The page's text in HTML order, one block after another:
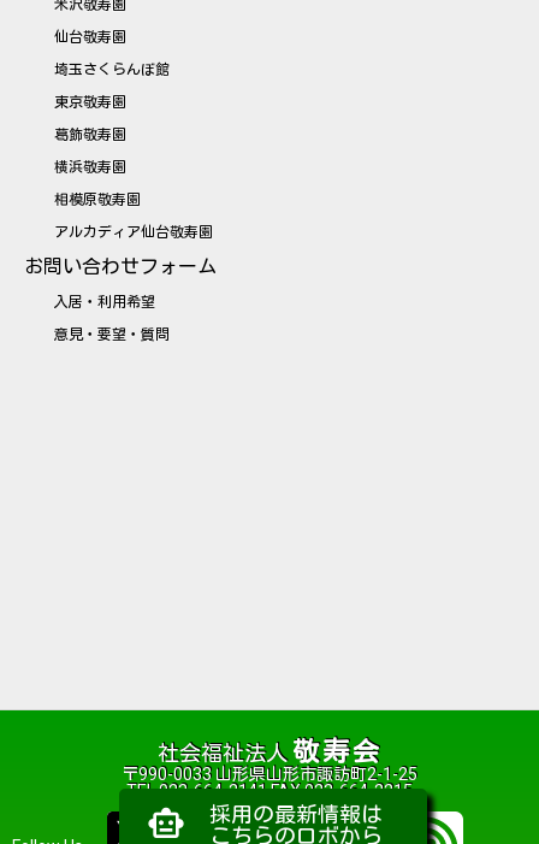
米沢敬寿園
仙台敬寿園
埼玉さくらんぼ館
東京敬寿園
葛飾敬寿園
横浜敬寿園
相模原敬寿園
アルカディア仙台敬寿園
お問い合わせフォーム
入居・利用希望
意見・要望・質問
社会福祉法人敬寿会
〒990-0033 山形県山形市諏訪町2-1-25
TEL 023-664-2141 FAX 023-664-2215
smart_toy
採用の最新情報は
こちらのロボから